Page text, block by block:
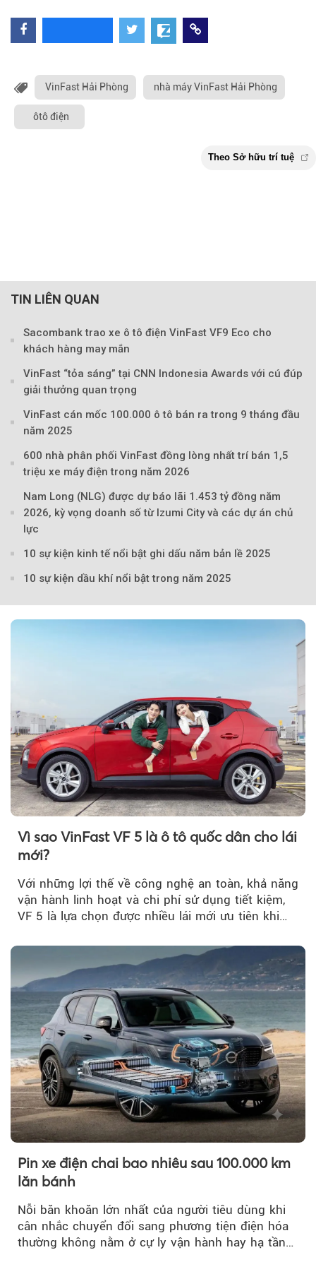
VinFast Hải Phòng nhà máy VinFast Hải Phòng
ôtô điện
Theo Sở hữu trí
TIN LIÊN QUAN
Sacombank trao xe ô tô điện VinFast VF9 Eco cho
khách hàng may mắn
VinFast “tỏa sáng” tại CNN Indonesia Awards với cú đúp
giải thưởng quan trọng
VinFast cán mốc 100.000 ô tô bán ra trong 9 tháng đầu
năm 2025
600 nhà phân phối VinFast đồng lòng nhất trí bán 1,5
triệu xe máy điện trong năm 2026
Nam Long (NLG) được dự báo lãi 1.453 tỷ đồng năm
2026, kỳ vọng doanh số từ Izumi City và các dự án chủ
lực
10 sự kiện kinh tế nổi bật ghi dấu năm bản lề 2025
10 sự kiện dầu khí nổi bật trong năm 2025
Vì sao VinFast VF 5 là ô tô quốc dân cho lái
mới?
Với những lợi thế về công nghệ an toàn, khả năng
vận hành linh hoạt và chi phí sử dụng tiết kiệm,
VF 5 là lựa chọn được nhiều lái mới ưu tiên khi
Pin xe điện chai bao nhiêu sau 100.000 km
lăn bánh
Nỗi băn khoăn lớn nhất của người tiêu dùng khi
cân nhắc chuyển đổi sang phương tiện điện hóa
thường không nằm ở cự ly vận hành hay hạ tầng